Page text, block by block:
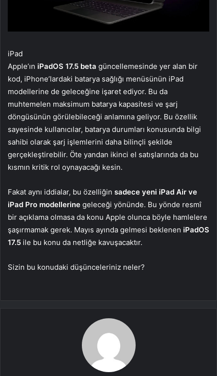
iPad
Apple’ın iPadOS 17.5 beta güncellemesinde yer alan bir
kod, iPhone’lardaki batarya sağlığı menüsünün iPad
modellerine de geleceğine işaret ediyor. Bu da
muhtemelen maksimum batarya kapasitesi ve şarj
döngüsünün görülebileceği anlamına geliyor. Bu özellik
sayesinde kullanıcılar, batarya durumları konusunda bilgi
sahibi olarak şarj işlemlerini daha bilinçli şekilde
gerçekleştirebilir. Öte yandan ikinci el satışlarında da bu
kısmın kritik rol oynayacağı kesin.
Fakat aynı iddialar, bu özelliğin sadece yeni iPad Air ve
iPad Pro modellerine geleceği yönünde. Bu yönde resmî
bir açıklama olmasa da konu Apple olunca böyle hamlelere
şaşırmamak gerek. Mayıs ayında gelmesi beklenen iPadOS
17.5 ile bu konu da netliğe kavuşacaktır.
Sizin bu konudaki düşünceleriniz neler?